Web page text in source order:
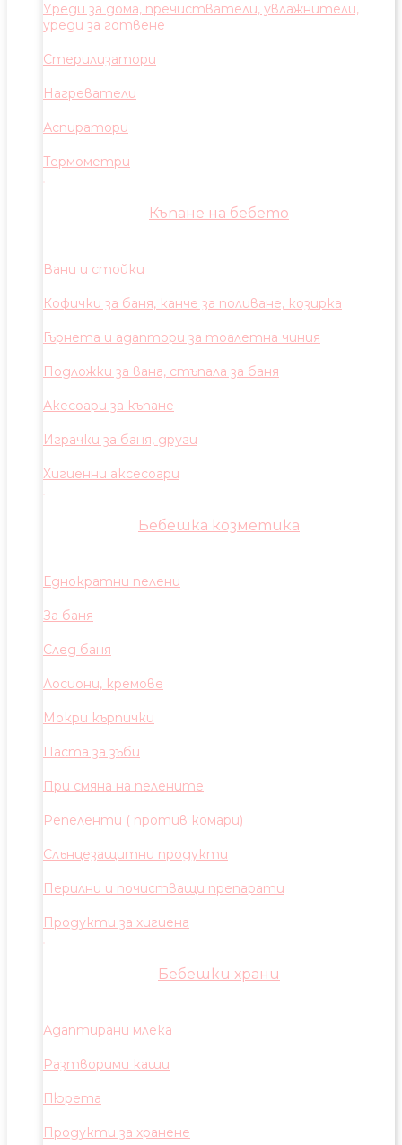
Уреди за дома, пречистватели, увлажнители,
уреди за готвене
Стерилизатори
Нагреватели
Аспиратори
Термометри
Къпане на бебето
Вани и стойки
Кофички за баня, канче за поливане, козирка
Гърнета и адаптори за тоалетна чиния
Подложки за вана, стъпала за баня
Акесоари за къпане
Играчки за баня, други
Хигиенни аксесоари
Бебешка козметика
Еднократни пелени
За баня
След баня
Лосиони, кремове
Мокри кърпички
Паста за зъби
При смяна на пелените
Репеленти ( против комари)
Слънцезащитни продукти
Перилни и почистващи препарати
Продукти за хигиена
Бебешки храни
Адаптирани млека
Разтворими каши
Пюрета
Продукти за хранене